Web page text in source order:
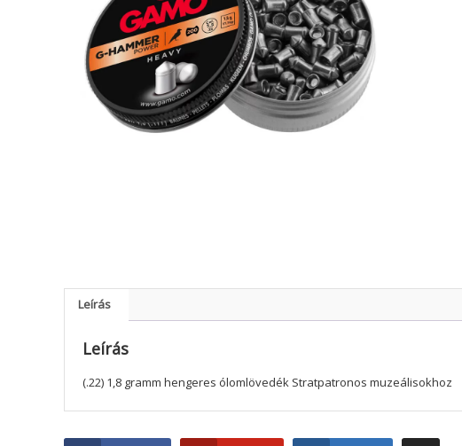
Leírás
Leírás
(.22) 1,8 gramm hengeres ólomlövedék Stratpatronos muzeálisokhoz